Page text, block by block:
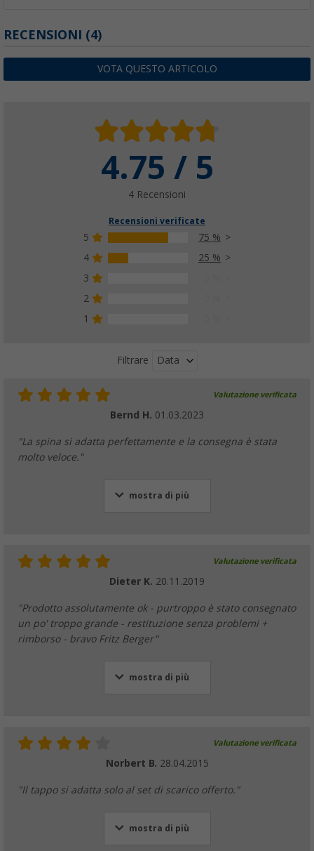
RECENSIONI (4)
VOTA QUESTO ARTICOLO
4.75 / 5
4 Recensioni
Recensioni verificate
5
75 %
4
25 %
3
2
1
Filtrare Data
Valutazione verificata
Bernd H. 01.03.2023
"La spina si adatta perfettamente e la consegna è stata
molto veloce."
mostra di più
Valutazione verificata
Dieter K. 20.11.2019
"Prodotto assolutamente ok - purtroppo è stato consegnato
un po' troppo grande - restituzione senza problemi +
rimborso - bravo Fritz Berger"
mostra di più
Valutazione verificata
Norbert B. 28.04.2015
"Il tappo si adatta solo al set di scarico offerto."
mostra di più